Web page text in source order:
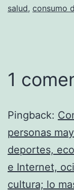
salud, consumo
1
Pingback:
personas
deportes,
e Internet,
cultura; lo